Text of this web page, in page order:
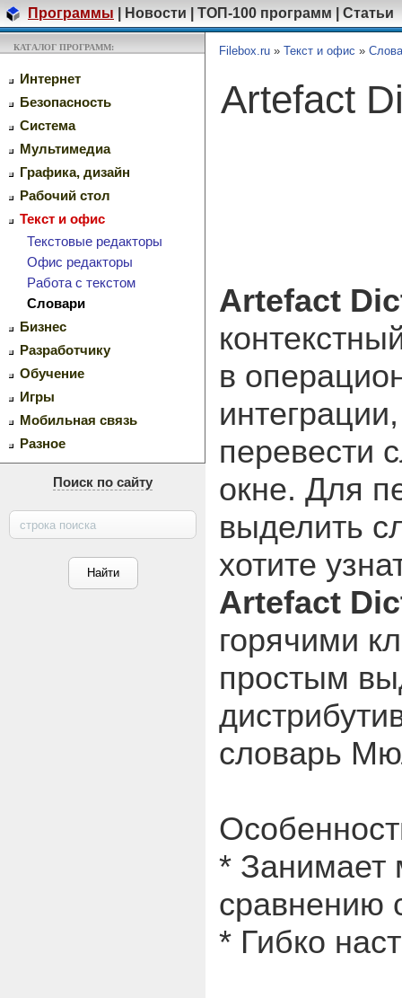
Программы Новости ТОП-100 программ Статьи
КАТАЛОГ ПРОГРАММ:
Интернет
Безопасность
Система
Мультимедиа
Графика, дизайн
Рабочий стол
Текст и офис
Текстовые редакторы
Офис редакторы
Работа с текстом
Словари
Бизнес
Разработчику
Обучение
Игры
Мобильная связь
Разное
Поиск по сайту
Filebox.ru » Текст и офис »
Artefact
Artefact
в
перевести
окне. Для
выделить
хотите
Artefact
горячими
простым
словарь
* Занимает
сравнению
* Гибко